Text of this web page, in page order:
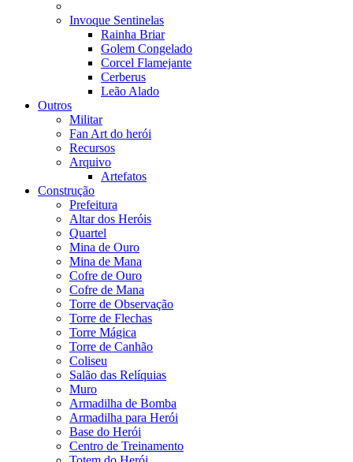
Invoque Sentinelas
Rainha Briar
Golem Congelado
Corcel Flamejante
Cerberus
Leão Alado
Outros
Militar
Fan Art do herói
Recursos
Arquivo
Artefatos
Construção
Prefeitura
Altar dos Heróis
Quartel
Mina de Ouro
Mina de Mana
Cofre de Ouro
Cofre de Mana
Torre de Observação
Torre de Flechas
Torre Mágica
Torre de Canhão
Coliseu
Salão das Relíquias
Muro
Armadilha de Bomba
Armadilha para Herói
Base do Herói
Centro de Treinamento